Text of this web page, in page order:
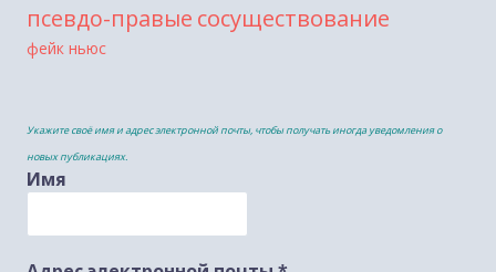
псевдо-правые сосуществование
фейк ньюс
Укажите своё имя и адрес электронной почты, чтобы получать иногда уведомления о
новых публикациях.
Имя